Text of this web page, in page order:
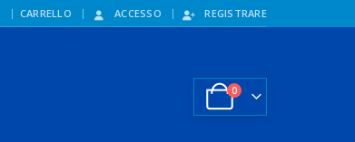
CARRELLO ACCESSO REGISTRARE
0